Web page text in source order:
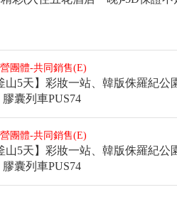
團體-共同銷售(E)
山5天】彩妝一站、韓版侏羅紀公
囊列車PUS74
團體-共同銷售(E)
山5天】彩妝一站、韓版侏羅紀公
囊列車PUS74